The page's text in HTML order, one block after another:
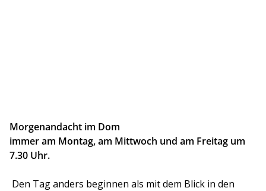
Morgenandacht im Dom
immer am Montag, am Mittwoch und am Freitag um
7.30 Uhr.
Den Tag anders beginnen als mit dem Blick in den